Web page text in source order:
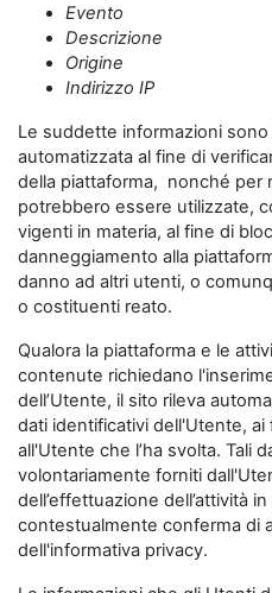
Evento
Descrizione
Origine
Indirizzo IP
Le suddette informazioni
automatizzata al fine di
della piattaforma, nonché per
potrebbero essere utilizzate,
vigenti in materia, al fine di
danneggiamento alla
danno ad altri utenti, o
o costituenti reato.
Qualora la piattaforma e le
contenute richiedano
dell’Utente, il sito rileva
dati identificativi dell'Utente, ai
all'Utente che l’ha svolta. Tali
volontariamente forniti
dell’effettuazione dell’attività
contestualmente conferma di
dell'informativa privacy.